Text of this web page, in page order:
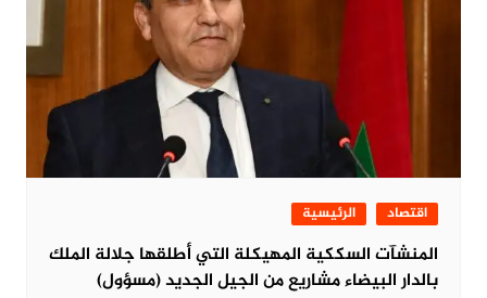
اقتصاد الرئيسية
المنشآت السككية المهيكلة التي أطلقها جلالة الملك
بالدار البيضاء مشاريع من الجيل الجديد (مسؤول)